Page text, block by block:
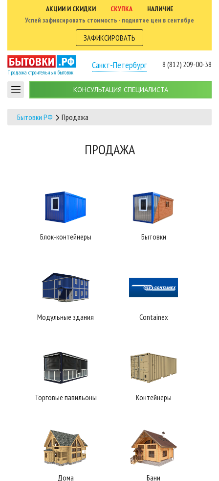
АКЦИИ И СКИДКИ СКУПКА
НАЛИЧИЕ
Успей зафиксировать стоимость - поднятие цен в сентябре
ЗАФИКСИРОВАТЬ
Продажа строительных бытовок
Санкт-Петербург 8 (812) 209-00-38
КОНСУЛЬТАЦИЯ СПЕЦИАЛИСТА
Бытовки РФ Продажа
ПРОДАЖА
Блок-контейнеры Бытовки
Модульные здания Containex
Торговые павильоны Контейнеры
Дома Бани